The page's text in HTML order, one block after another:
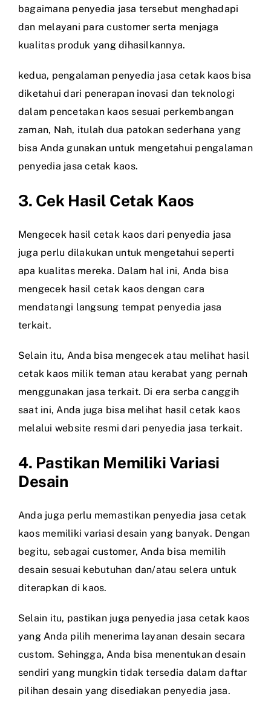
bagaimana penyedia jasa tersebut menghadapi
dan melayani para customer serta menjaga
kualitas produk yang dihasilkannya.
kedua, pengalaman penyedia jasa cetak kaos bisa
diketahui dari penerapan inovasi dan teknologi
dalam pencetakan kaos sesuai perkembangan
zaman, Nah, itulah dua patokan sederhana yang
bisa Anda gunakan untuk mengetahui pengalaman
penyedia jasa cetak kaos.
3. Cek Hasil Cetak Kaos
Mengecek hasil cetak kaos dari penyedia jasa
juga perlu dilakukan untuk mengetahui seperti
apa kualitas mereka. Dalam hal ini, Anda bisa
mengecek hasil cetak kaos dengan cara
mendatangi langsung tempat penyedia jasa
terkait.
Selain itu, Anda bisa mengecek atau melihat hasil
cetak kaos milik teman atau kerabat yang pernah
menggunakan jasa terkait. Di era serba canggih
saat ini, Anda juga bisa melihat hasil cetak kaos
melalui website resmi dari penyedia jasa terkait.
4. Pastikan Memiliki Variasi
Desain
Anda juga perlu memastikan penyedia jasa cetak
kaos memiliki variasi desain yang banyak. Dengan
begitu, sebagai customer, Anda bisa memilih
desain sesuai kebutuhan dan/atau selera untuk
diterapkan di kaos.
Selain itu, pastikan juga penyedia jasa cetak kaos
yang Anda pilih menerima layanan desain secara
custom. Sehingga, Anda bisa menentukan desain
sendiri yang mungkin tidak tersedia dalam daftar
pilihan desain yang disediakan penyedia jasa.